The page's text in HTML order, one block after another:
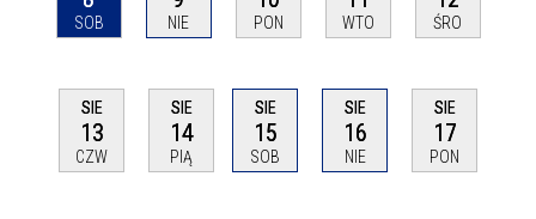
SOB NIE PON WTO ŚRO
SIE
13
CZW
SIE
14
PIĄ
SIE
15
SOB
SIE
16
NIE
SIE
17
PON